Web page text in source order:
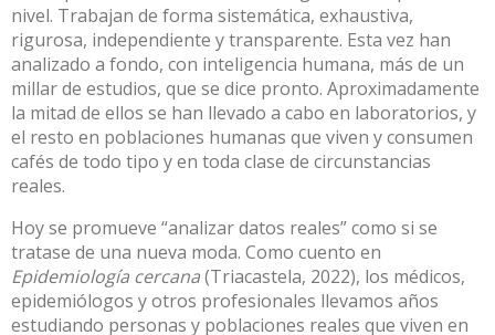
nivel. Trabajan de forma sistemática, exhaustiva,
rigurosa, independiente ytransparente. Esta vez han
analizado a fondo, con inteligencia humana, más de un
millar de estudios, que se dice pronto. Aproximadamente
la mitad de ellos se han llevado a cabo en laboratorios, y
el resto en poblaciones humanas que viven y consumen
cafés de todo tipo y en toda clase de circunstancias
reales.
Hoy se promueve “analizar datos reales” como si se
tratase de una nueva moda. Como cuento en
Epidemiología cercana(Triacastela, 2022), los médicos,
epidemiólogos y otros profesionales llevamos años
estudiando personas y poblaciones reales que viven en